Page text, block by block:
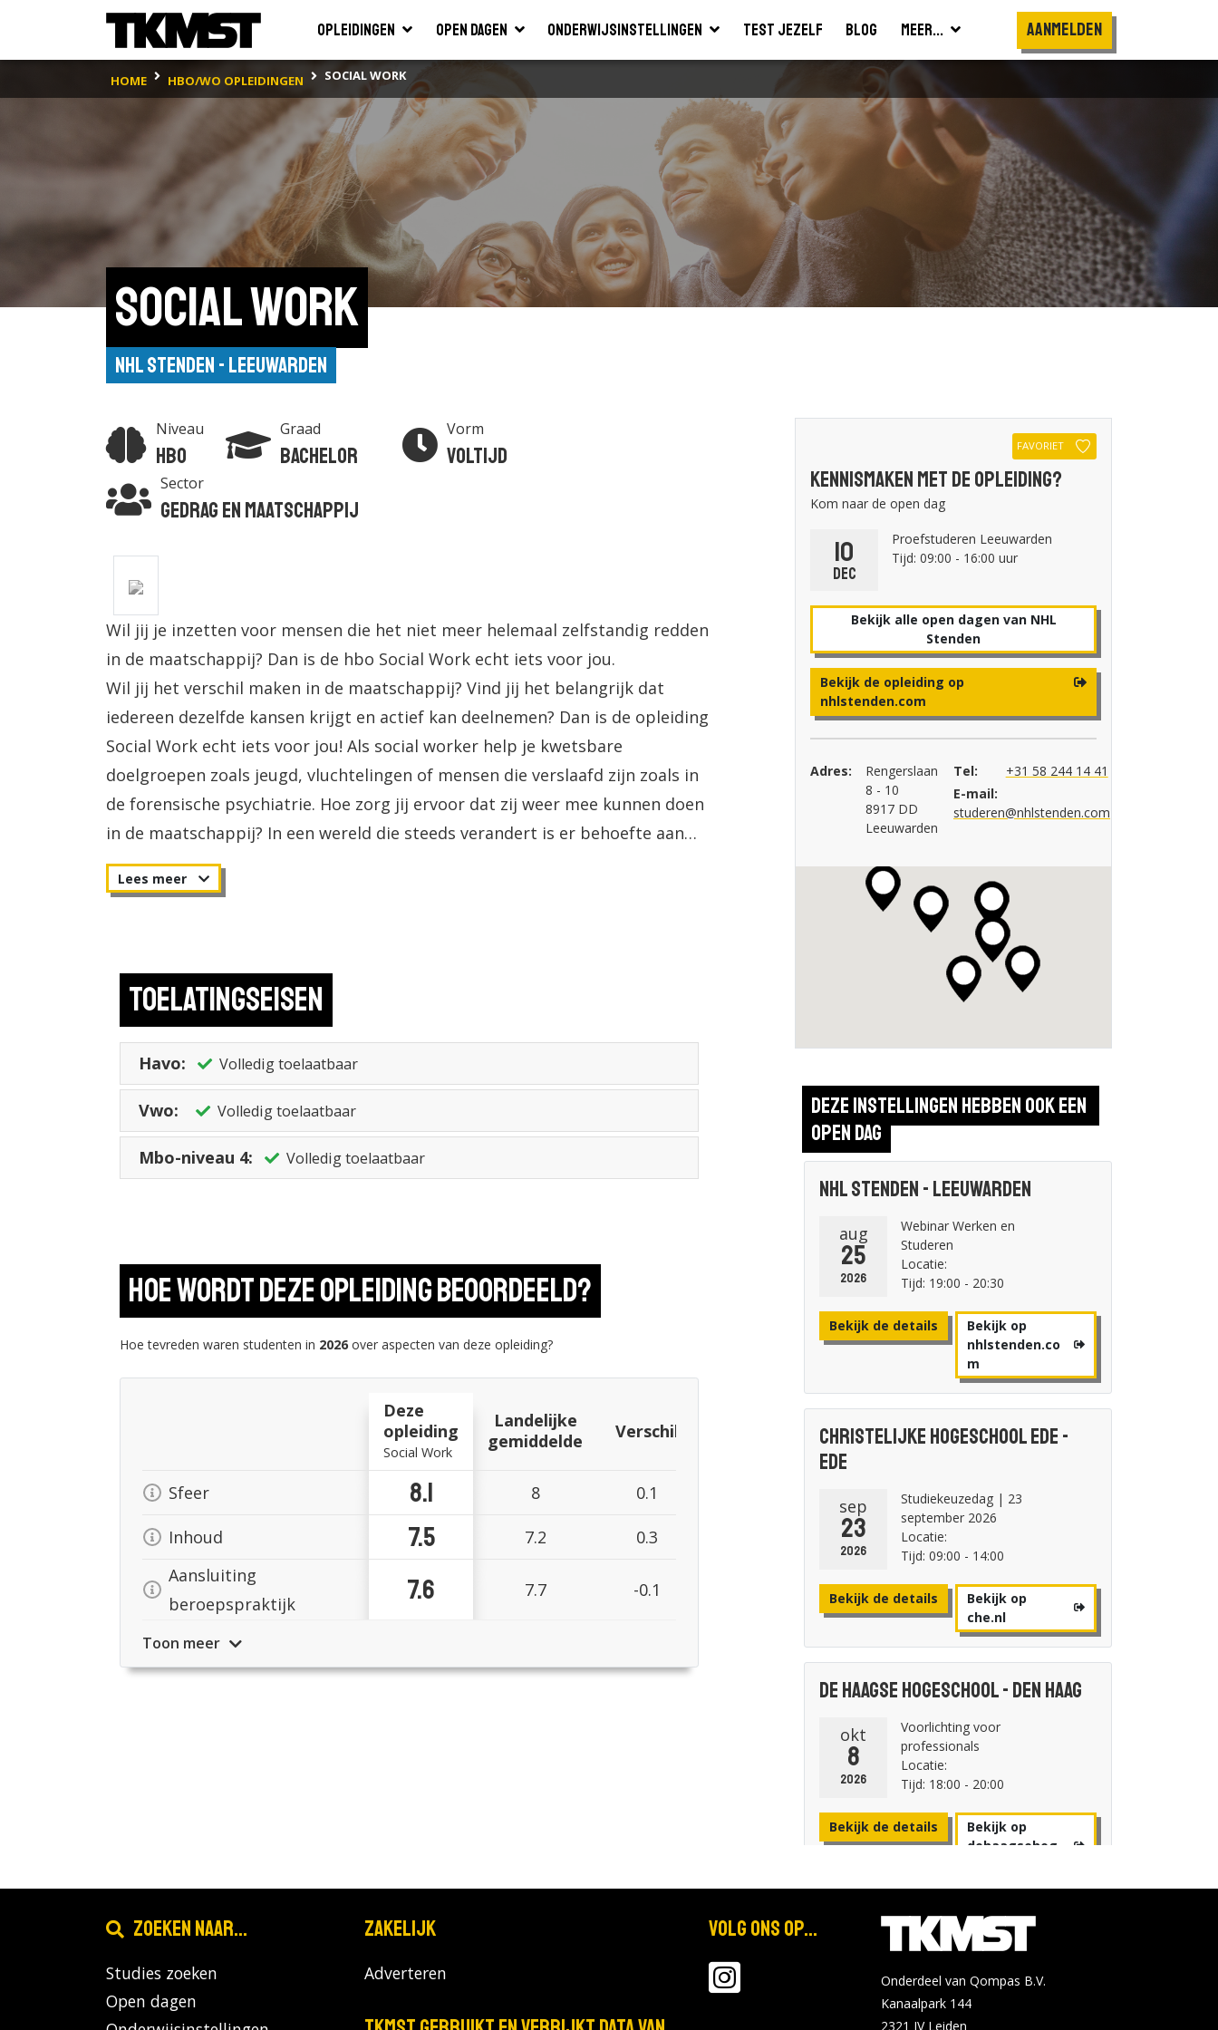
Opleidingen Open dagen Onderwijsinstellingen Test jezelf Blog Meer... Aanmelden
HOME HBO/WO OPLEIDINGEN SOCIAL WORK
Social Work
NHL Stenden - Leeuwarden
Niveau
Hbo
Graad
Bachelor
Vorm
Voltijd
Sector
Gedrag en Maatschappij
Wil jij je inzetten voor mensen die het niet meer helemaal zelfstandig redden
in de maatschappij? Dan is de hbo Social Work echt iets voor jou.
Wil jij het verschil maken in de maatschappij? Vind jij het belangrijk dat
iedereen dezelfde kansen krijgt en actief kan deelnemen? Dan is de opleiding
Social Work echt iets voor jou! Als social worker help je kwetsbare
doelgroepen zoals jeugd, vluchtelingen of mensen die verslaafd zijn zoals in
de forensische psychiatrie. Hoe zorg jij ervoor dat zij weer mee kunnen doen
in de maatschappij? In een wereld die steeds verandert is er behoefte aan
social workers die flexibel zijn en ondernemend kunnen handelen.
Toelatingseisen
Havo: Volledig toelaatbaar
Vwo: Volledig toelaatbaar
Mbo-niveau 4: Volledig toelaatbaar
Hoe wordt deze opleiding beoordeeld?
Hoe tevreden waren studenten in 2026 over aspecten van deze opleiding?
Deze
opleiding
Social Work
Landelijke
gemiddelde
Verschil
Sfeer 8.1 8 0.1
Inhoud 7.5 7.2
0.3
Aansluiting
beroepspraktijk
7.6 7.7 -0.1
Toon meer
FAVORIET
Kennismaken met de opleiding?
Kom naar de open dag
10
dec
Proefstuderen Leeuwarden
Tijd: 09:00 - 16:00 uur
Bekijk alle open dagen van NHL
Stenden
Bekijk de opleiding op
nhlstenden.com
Adres:
Rengerslaan
8 - 10
8917 DD
Leeuwarden
Tel:
+31 58 244 14 41
E-mail:
studeren@nhlstenden.com
Deze instellingen hebben ook een
open dag
NHL Stenden - Leeuwarden
aug
25
2026
Webinar Werken en
Studeren
Locatie:
Tijd: 19:00 - 20:30
Bekijk de details
Bekijk op
nhlstenden.co
m
Christelijke Hogeschool Ede -
Ede
sep
23
2026
Studiekeuzedag | 23
september 2026
Locatie:
Tijd: 09:00 - 14:00
Bekijk de details
Bekijk op
che.nl
De Haagse Hogeschool - Den Haag
okt
8
2026
Voorlichting voor
professionals
Locatie:
Tijd: 18:00 - 20:00
Bekijk de details
Bekijk op
dehaagsehog
Avans Hogeschool - Breda
Online Open avond
woensdag 28 oktober
Locatie:
Zoeken naar...
Studies zoeken
Open dagen
Zakelijk
Adverteren
Volg ons op...
Onderdeel van Qompas B.V.
Kanaalpark 144
2321 JV Leiden